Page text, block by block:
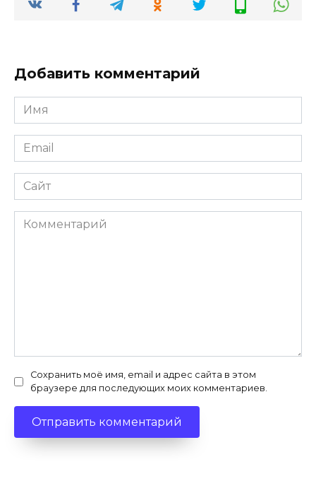
Добавить комментарий
Имя
*
Email
*
Сайт
Комментарий
Сохранить моё имя, email и адрес сайта в этом
браузере для последующих моих комментариев.